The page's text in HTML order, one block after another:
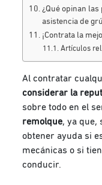
¿Qué opinan
asistencia de
¡Contrata la
Artículos
Al contratar
considerar la
sobre todo en el
remolque, ya que,
obtener ayuda si
mecánicas o si
conducir.